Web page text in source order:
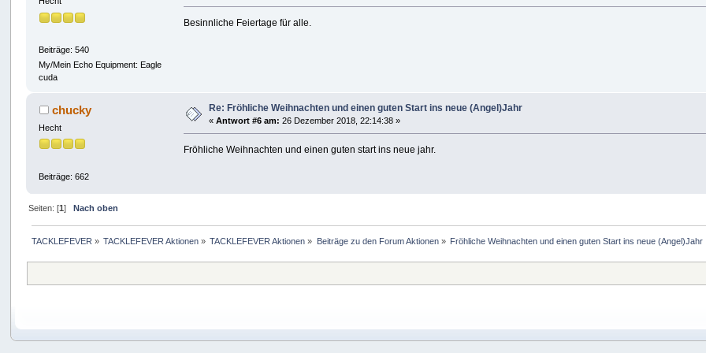
Beiträge: 540
My/Mein Echo Equipment: Eagle
cuda
Besinnliche Feiertage für alle.
chucky
Hecht
Beiträge: 662
Re: Fröhliche Weihnachten und einen guten Start ins neue (Angel)Jahr
«Antwort #6 am: 26 Dezember 2018, 22:14:38 »
Fröhliche Weihnachten und einen guten start ins neue jahr.
Seiten: [1] Nach oben
TACKLEFEVER » TACKLEFEVER Aktionen » TACKLEFEVER Aktionen » Beiträge zu den Forum Aktionen» Fröhliche Weihnachten und einen guten Start ins neue (Angel)Jahr